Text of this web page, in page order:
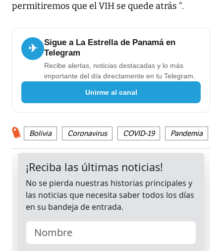
permitiremos que el VIH se quede atrás ".
✈
Sigue a La Estrella de Panamá en
Telegram
Recibe alertas, noticias destacadas y lo más
importante del día directamente en tu Telegram.
Unirme al canal
Bolivia Coronavirus COVID-19 Pandemia